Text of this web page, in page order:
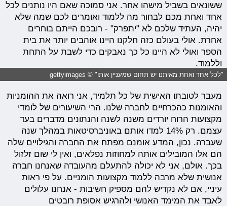
ששונאים בשביל מישהו אחר. אני סמוכה שאם היו נותנים לכל
אחד ואחת מכם לבחור מה ללמוד ואומרים לכם שמה שלא
יהיה, העתיד שלכם לא "יתפרק" - רובכם הייתם בוחרים
אחרת. אולי בעולם כזה חלקנו היינו אוהבים יותר את בית
הספר ואולי לא היינו כל כך נאבקים כדי לשבת על התחת
וללמוד.
"לכל אחד ואחת מאיתנו יש תחום שמעניין אותו" © gettyimages
מעבר לטובתו האישית של כל תלמיד, אני רואה את ההומניות
והאומנות כהכרחיים לחברה שלנו. הרי השיעורים של לומדי
מקצועות הרוח יורדים משנה לשנה והנתונים מדברים בעד
עצמם. רק 14% למדו אותם באוניברסיטאות במהלך שנה
שעברה. נכון, המדע אומנם מפתח את החברה והגילויים שלה
הם אלו המובילים אותה למחוזות נפלאים, ואין לי שום זלזול
בכך. אולם, אני לא יכולה להתעלם מהעובדה שאנחנו חברה
אנושית שלא מרבה ללמוד מקצועות הומניים. על פי ראות
עיניי, אם לא נקדיש להם מספיק חשיבות - אנחנו עלולים
לאבד את המימד האנושי ולהרגיש אסופת רובטים